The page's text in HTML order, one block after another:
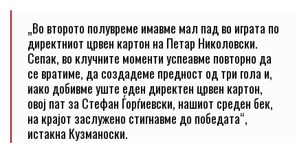
„Во второто полувреме имавме мал пад во играта по
директниот црвен картон на Петар Николовски.
Сепак, во клучните моменти успеавме повторно да
се вратиме, да создадеме предност од три гола и,
иако добивме уште еден директен црвен картон,
овој пат за Стефан Ѓорѓиевски, нашиот среден бек,
на крајот заслужено стигнавме до победата“,
истакна Кузманоски.